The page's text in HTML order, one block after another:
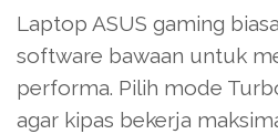
Laptop ASUS gaming
software bawaan untuk
performa. Pilih mode
agar kipas bekerja